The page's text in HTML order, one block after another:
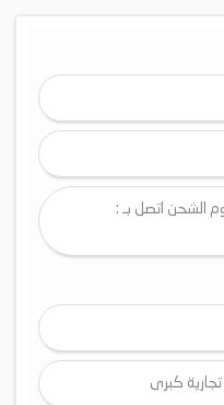
الشحن اتصل بـ :
كبرى